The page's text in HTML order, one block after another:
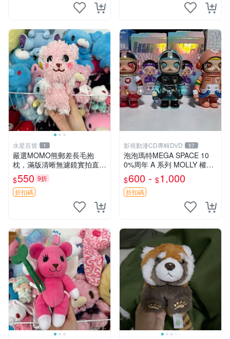
水星百貨 1
嚴選MOMO熊郵差長毛抱
枕，滿版清晰無濾鏡實拍直
銷。每周新品到貨，不容錯
過！ 郵差熊 長毛 抱枕
$550 9折
折扣碼
影視動漫CD專輯DVD 57
泡泡瑪特MEGA SPACE 10
0%周年 A 系列 MOLLY 權威
隱藏款 嚴選薄荷巧克力色 80
年代風味 權威推薦 合適收藏
$600 - $1,000
折扣碼